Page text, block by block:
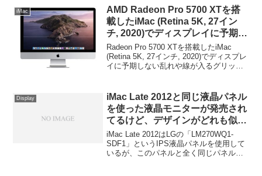
iMac
AMD Radeon Pro 5700 XTを搭
載したiMac (Retina 5K, 27イン
チ, 2020)でディスプレイに予期し
ない白い線が入るグリッチが確認
される。
Radeon Pro 5700 XTを搭載したiMac
(Retina 5K, 27インチ, 2020)でディスプレ
イに予期しない乱れや線が入るグリッチ
Display
iMac Late 2012と同じ液晶パネル
を使った液晶モニターが発売され
てるけど、デザインがどれも似て
ない？
iMac Late 2012はLGの「LM270WQ1-
SDF1」というIPS液晶パネルを使用して
いるが、このパネルと全く同じパネルが